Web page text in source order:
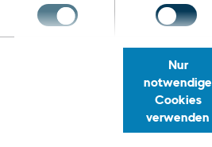
Zeitarbeit und Personaldienstleistung
Regensburg
Rückrufservice
Telefon
Nur
notwendige
Cookies
verwenden